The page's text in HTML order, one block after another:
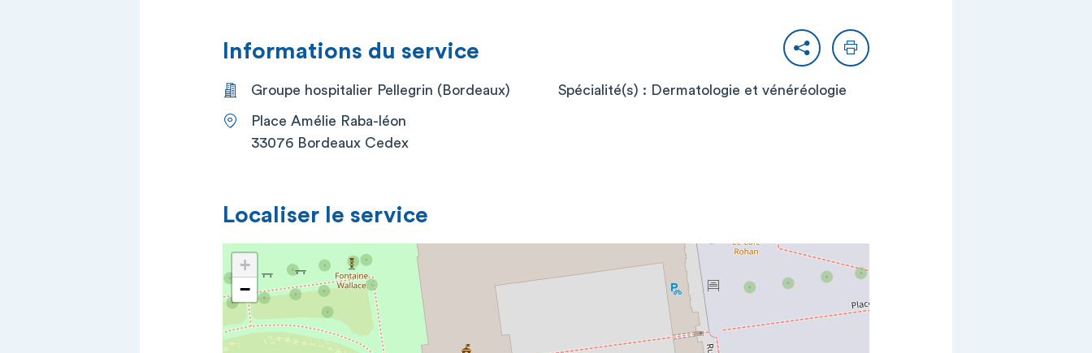
PartagerImprimer
Informations du service
Groupe hospitalier Pellegrin (Bordeaux)
Place Amélie Raba-léon
33076 Bordeaux Cedex
Spécialité(s) : Dermatologie et vénéréologie
Localiser le service
+
−